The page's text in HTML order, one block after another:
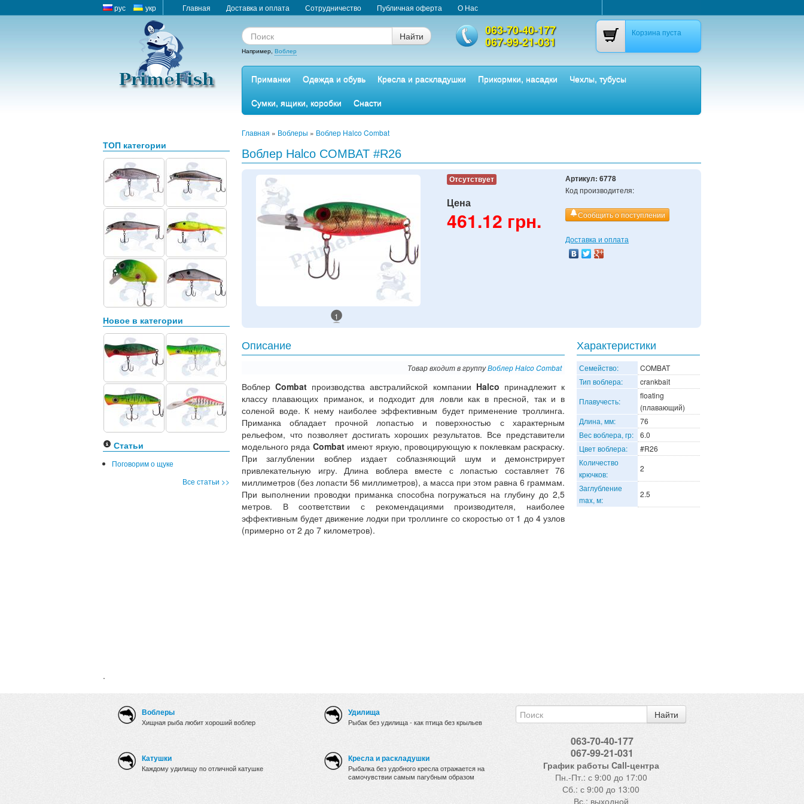
рус укр Главная Доставка и оплата Сотрудничество Публичная оферта О Нас
Найти
Например, Воблер
063-70-40-177
067-99-21-031
Корзина пуста
Приманки Одежда и обувь Кресла и раскладушки Прикормки, насадки
Чехлы, тубусы
Сумки, ящики, коробки
Снасти
ТОП категории
Новое в категории
Статьи
Поговорим о щуке
Все статьи >>
.
Главная » Воблеры » Воблер Halco Combat
Воблер Halco COMBAT #R26
1
Отсутствует
Цена
461.12 грн.
Артикул: 6778
Код производителя:
Сообщить о поступлении
Доставка и оплата
Описание
Товар входит в группуВоблер Halco Combat
ВоблерCombat производства австралийской компании Halco принадлежит к
классу плавающих приманок, и подходит для ловли как в пресной, так и в
соленой воде. К нему наиболее эффективным будет применение троллинга.
Приманка обладает прочной лопастью и поверхностью с характерным
рельефом, что позволяет достигать хороших результатов. Все представители
модельного ряда Combat имеют яркую, провоцирующую к поклевкам раскраску.
При заглублении воблер издает соблазняющий шум и демонстрирует
привлекательную игру. Длина воблера вместе с лопастью составляет 76
миллиметров (без лопасти 56 миллиметров), а масса при этом равна 6 граммам.
При выполнении проводки приманка способна погружаться на глубину до 2,5
метров. В соответствии с рекомендациями производителя, наиболее
эффективным будет движение лодки при троллинге со скоростью от 1 до 4 узлов
(примерно от 2 до 7 километров).
Характеристики
Семейство:
COMBAT
Тип воблера:
crankbait
Плавучесть:
floating
(плавающий)
Длина, мм:
76
Вес воблера, гр:
6.0
Цвет воблера:
#R26
Количество
крючков:
2
Заглубление
max, м:
2.5
Воблеры
Хищная рыба любит хороший воблер
Катушки
Каждому удилищу по отличной катушке
Удилища
Рыбак без удилища - как птица без крыльев
Кресла и раскладушки
Рыбалка без удобного кресла отражается на
самочувствии самым пагубным образом
Найти
063-70-40-177
067-99-21-031
График работы Call-центра
Пн.-Пт.: с 9:00 до 17:00
Сб.: с 9:00 до 13:00
Вс.: выходной